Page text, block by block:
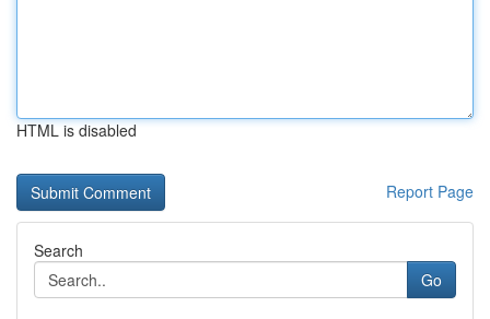
HTML is disabled
Report Page
Search
Go